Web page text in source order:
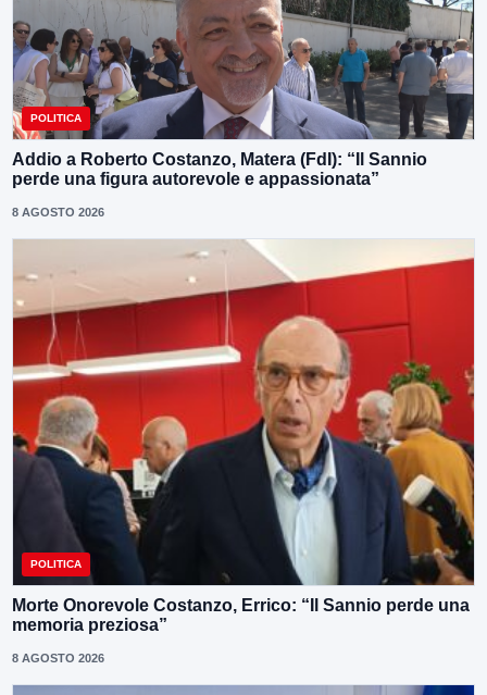
POLITICA
Addio a Roberto Costanzo, Matera (FdI): “Il Sannio
perde una figura autorevole e appassionata”
8 AGOSTO 2026
POLITICA
Morte Onorevole Costanzo, Errico: “Il Sannio perde una
memoria preziosa”
8 AGOSTO 2026